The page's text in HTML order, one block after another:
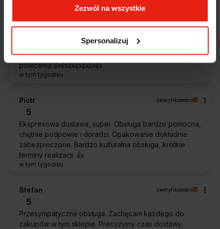
Zezwól na wszystkie
Spersonalizuj
Magdalena zweryfikowano
Ekspresowa realizacja zamówienia. Towar zgodny z
oczekiwaniami. Sprzedawca profesjonalny i godny
polecenia 👍️👍️👍️👍️👍️👍️👍️
w tym tygodniu
Piotr zweryfikowano
5
Ekspresowa dostawa, super. Obsługa bardzo pomocna,
chętnie podpowie i doradzi. Opakowanie dokładnie
zabezpieczone. Bardzo kulturalna obsługa, krótkie
terminy realizacji. 👍️
w tym tygodniu
Stefan zweryfikowano
5
Przesympatyczna obsługa. Zachęcam każdego do
zakupów w tym sklepie. Precyzyjny czas dostawy,